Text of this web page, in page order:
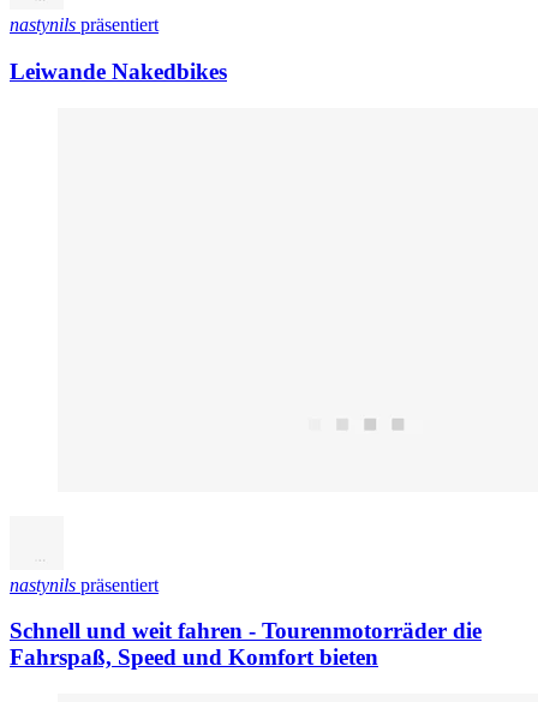
nastynils präsentiert
Leiwande Nakedbikes
nastynils präsentiert
Schnell und weit fahren - Tourenmotorräder die
Fahrspaß, Speed und Komfort bieten